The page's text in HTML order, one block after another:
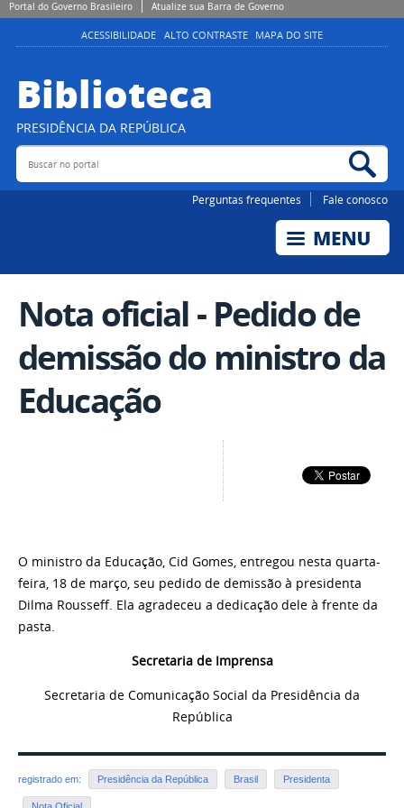
Portal do Governo Brasileiro Atualize sua Barra de Governo
ACESSIBILIDADE ALTO CONTRASTE MAPA DO SITE
Biblioteca
PRESIDÊNCIA DA REPÚBLICA
Buscar no portal
Perguntas frequentes Fale conosco
Nota oficial - Pedido de
demissão do ministro da
Educação
O ministro da Educação, Cid Gomes, entregou nesta quarta-
feira, 18 de março, seu pedido de demissão à presidenta
Dilma Rousseff. Ela agradeceu a dedicação dele à frente da
pasta.
Secretaria de Imprensa
Secretaria de Comunicação Social da Presidência da
República
registrado em: Presidência da República Brasil Presidenta